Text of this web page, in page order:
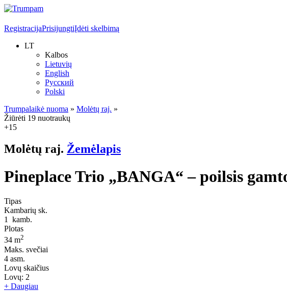
RegistracijaPrisijungtiĮdėti skelbimą
LT
Kalbos
Lietuvių
English
Русский
Polski
Trumpalaikė nuoma » Molėtų raj. »
Žiūrėti 19 nuotraukų
+15
Molėtų raj. Žemėlapis
Pineplace Trio „BANGA“ – poilsis
Tipas
Kambarių sk.
1
kamb.
Plotas
34 m2
Maks. svečiai
4 asm.
Lovų skaičius
Lovų: 2
+ Daugiau